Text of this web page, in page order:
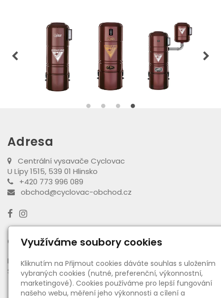
Adresa
Centrální vysavače Cyclovac
U Lípy 1515, 539 01 Hlinsko
+420 773 996 089
obchod@cyclovac-obchod.cz
Otevírací doba výdejny
PO - PÁ:08:00 - 16:30
SO:08:00 - 11:00
Využíváme soubory cookies
Kliknutím na Přijmout cookies dáváte souhlas s uložením
vybraných cookies (nutné, preferenční, výkonnostní,
marketingové). Cookies používáme pro lepší fungování
našeho webu, měření jeho výkonnosti a cílení a